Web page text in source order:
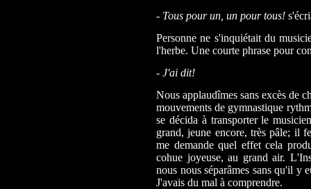
- Tous pour un, un pour tous!
Personne ne s'inquiétait du
l'herbe. Une courte phrase pour
- J'ai dit!
Nous applaudîmes sans excès de
mouvements de gymnastique
se décida à transporter le
grand, jeune encore, très pâle; il
me demande quel effet cela
cohue joyeuse, au grand air.
nous nous séparâmes sans qu'il y
J'avais du mal à comprendre.